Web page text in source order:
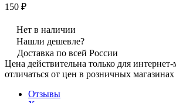
150 ₽
Нет в наличии
Нашли дешевле?
Доставка по всей России
Цена действительна только для
отличаться от цен в розничных магазинах
Отзывы